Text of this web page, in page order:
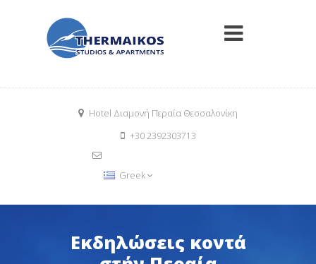
Hotel Διαμονή Περαία Θεσσαλονίκη
+30 2392303713
Greek
Εκδηλώσεις κοντά